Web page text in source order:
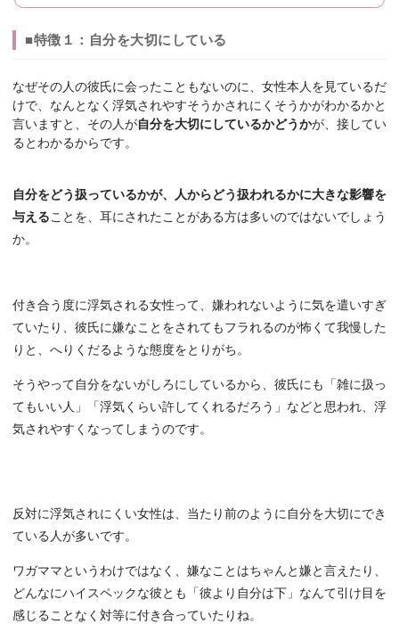
■特徴１：自分を大切にしている
なぜその人の彼氏に会ったこともないのに、女性本人を見ているだ
けで、なんとなく浮気されやすそうかされにくそうかがわかるかと
言いますと、その人が自分を大切にしているかどうかが、接してい
るとわかるからです。
自分をどう扱っているかが、人からどう扱われるかに大きな影響を
与えることを、耳にされたことがある方は多いのではないでしょう
か。
付き合う度に浮気される女性って、嫌われないように気を遣いすぎ
ていたり、彼氏に嫌なことをされてもフラれるのが怖くて我慢した
りと、へりくだるような態度をとりがち。
そうやって自分をないがしろにしているから、彼氏にも「雑に扱っ
てもいい人」「浮気くらい許してくれるだろう」などと思われ、浮
気されやすくなってしまうのです。
反対に浮気されにくい女性は、当たり前のように自分を大切にでき
ている人が多いです。
ワガママというわけではなく、嫌なことはちゃんと嫌と言えたり、
どんなにハイスペックな彼とも「彼より自分は下」なんて引け目を
感じることなく対等に付き合っていたりね。